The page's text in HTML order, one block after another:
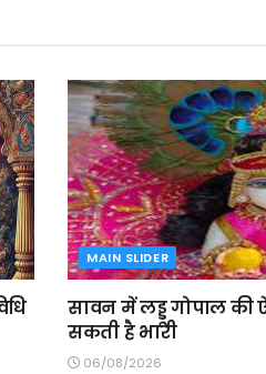
MAIN SLIDER
सावन में लड्डू गोपाल
सकती है भारी
06/08/2026